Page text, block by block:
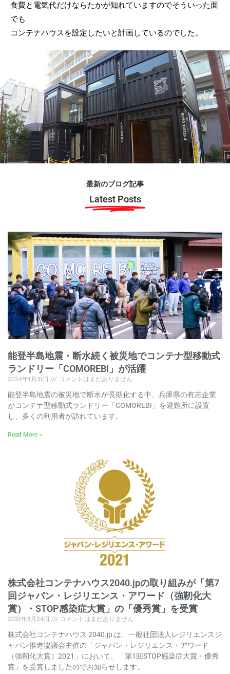
食費と電気代だけならたかが知れていますのでそういった面
でも
コンテナハウスを設定したいと計画しているのでした。
最新のブログ記事
Latest Posts
能登半島地震・断水続く被災地でコンテナ型移動式
ランドリー「COMOREBI」が活躍
2024年1月31日
コメントはまだありません
能登半島地震の被災地で断水が長期化する中、兵庫県の有志企業
がコンテナ型移動式ランドリー「COMOREBI」を避難所に設置
し、多くの利用者が訪れています。
Read More »
株式会社コンテナハウス2040.jpの取り組みが「第7
回ジャパン・レジリエンス・アワード（強靭化大
賞）・STOP感染症大賞」の「優秀賞」を受賞
2021年3月24日
コメントはまだありません
株式会社コンテナハウス 2040.jp は、一般社団法人レジリエンスジ
ャパン推進協議会主催の「ジャパン・レジリエンス・アワード
（強靭化大賞）2021」において、「第1回STOP感染症大賞・優秀
賞」を受賞しましたのでお知らせします。